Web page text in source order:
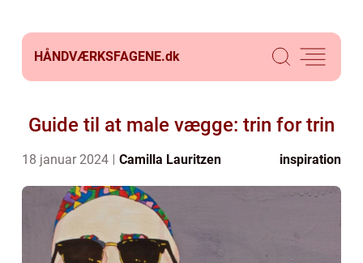
HÅNDVÆRKSFAGENE.dk
Guide til at male vægge: trin for trin
18 januar 2024 Camilla Lauritzen inspiration